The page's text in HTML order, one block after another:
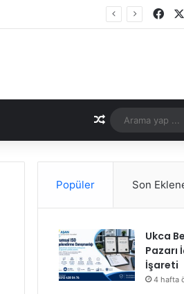
Rastgele Makale
Popüler Son
Ukca
Pazarı
İşareti
4 hafta